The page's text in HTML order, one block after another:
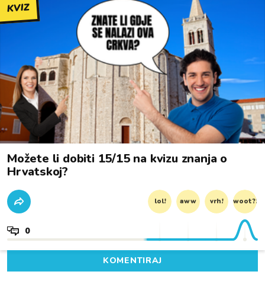
KVIZ
Možete li dobiti 15/15 na kvizu znanja o
Hrvatskoj?
lol! aww vrh! woot?!
0
KOMENTIRAJ